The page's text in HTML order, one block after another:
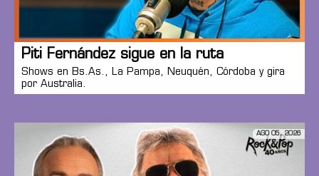
Piti Fernández sigue en la ruta
Shows en Bs.As., La Pampa, Neuquén, Córdoba y gira
por Australia.
AGO 05, 2026